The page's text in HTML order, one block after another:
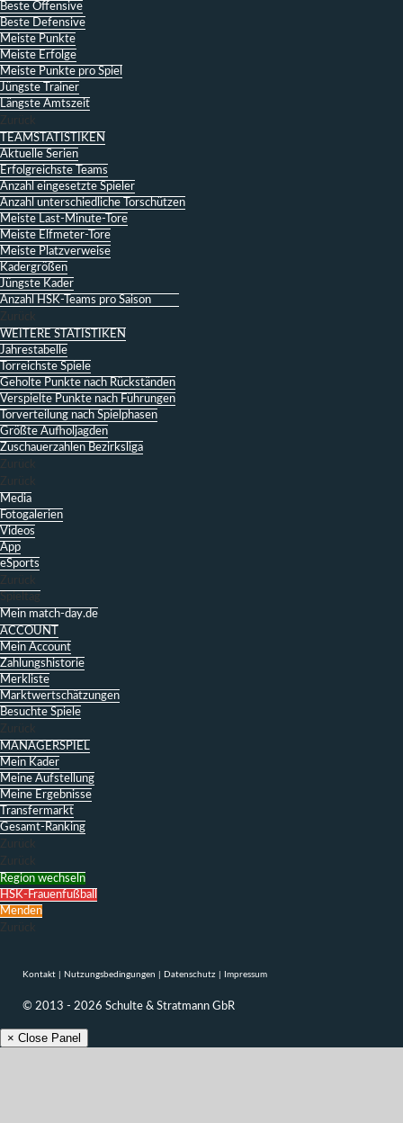
Beste Offensive
Beste Defensive
Meiste Punkte
Meiste Erfolge
Meiste Punkte pro Spiel
Jüngste Trainer
Längste Amtszeit
Zurück
TEAMSTATISTIKEN
Aktuelle Serien
Erfolgreichste Teams
Anzahl eingesetzte Spieler
Anzahl unterschiedliche Torschützen
Meiste Last-Minute-Tore
Meiste Elfmeter-Tore
Meiste Platzverweise
Kadergrößen
Jüngste Kader
Anzahl HSK-Teams pro Saison
Zurück
WEITERE STATISTIKEN
Jahrestabelle
Torreichste Spiele
Geholte Punkte nach Rückständen
Verspielte Punkte nach Führungen
Torverteilung nach Spielphasen
Größte Aufholjagden
Zuschauerzahlen Bezirksliga
Zurück
Zurück
Media
Fotogalerien
Videos
App
eSports
Zurück
Spieltag
Mein match-day.de
ACCOUNT
Mein Account
Zahlungshistorie
Merkliste
Marktwertschätzungen
Besuchte Spiele
Zurück
MANAGERSPIEL
Mein Kader
Meine Aufstellung
Meine Ergebnisse
Transfermarkt
Gesamt-Ranking
Zurück
Zurück
Region wechseln
HSK-Frauenfußball
Menden
Zurück
Kontakt Nutzungsbedingungen Datenschutz Impressum
© 2013 - 2026 Schulte & Stratmann GbR
× Close Panel